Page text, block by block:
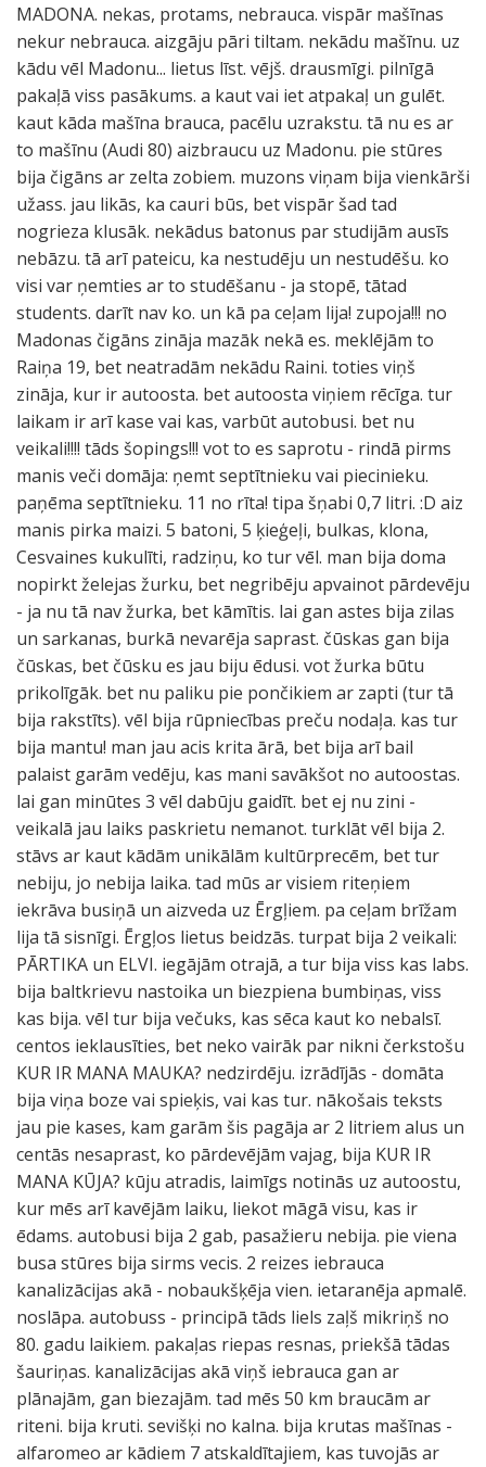
MADONA. nekas, protams, nebrauca. vispār mašīnas
nekur nebrauca. aizgāju pāri tiltam. nekādu mašīnu. uz
kādu vēl Madonu... lietus līst. vējš. drausmīgi. pilnīgā
pakaļā viss pasākums. a kaut vai iet atpakaļ un gulēt.
kaut kāda mašīna brauca, pacēlu uzrakstu. tā nu es ar
to mašīnu (Audi 80) aizbraucu uz Madonu. pie stūres
bija čigāns ar zelta zobiem. muzons viņam bija vienkārši
užass. jau likās, ka cauri būs, bet vispār šad tad
nogrieza klusāk. nekādus batonus par studijām ausīs
nebāzu. tā arī pateicu, ka nestudēju un nestudēšu. ko
visi var ņemties ar to studēšanu - ja stopē, tātad
students. darīt nav ko. un kā pa ceļam lija! zupoja!!! no
Madonas čigāns zināja mazāk nekā es. meklējām to
Raiņa 19, bet neatradām nekādu Raini. toties viņš
zināja, kur ir autoosta. bet autoosta viņiem rēcīga. tur
laikam ir arī kase vai kas, varbūt autobusi. bet nu
veikali!!!! tāds šopings!!! vot to es saprotu - rindā pirms
manis veči domāja: ņemt septītnieku vai piecinieku.
paņēma septītnieku. 11 no rīta! tipa šņabi 0,7 litri. :D aiz
manis pirka maizi. 5 batoni, 5 ķieģeļi, bulkas, klona,
Cesvaines kukulīti, radziņu, ko tur vēl. man bija doma
nopirkt želejas žurku, bet negribēju apvainot pārdevēju
- ja nu tā nav žurka, bet kāmītis. lai gan astes bija zilas
un sarkanas, burkā nevarēja saprast. čūskas gan bija
čūskas, bet čūsku es jau biju ēdusi. vot žurka būtu
prikolīgāk. bet nu paliku pie pončikiem ar zapti (tur tā
bija rakstīts). vēl bija rūpniecības preču nodaļa. kas tur
bija mantu! man jau acis krita ārā, bet bija arī bail
palaist garām vedēju, kas mani savākšot no autoostas.
lai gan minūtes 3 vēl dabūju gaidīt. bet ej nu zini -
veikalā jau laiks paskrietu nemanot. turklāt vēl bija 2.
stāvs ar kaut kādām unikālām kultūrprecēm, bet tur
nebiju, jo nebija laika. tad mūs ar visiem riteņiem
iekrāva busiņā un aizveda uz Ērgļiem. pa ceļam brīžam
lija tā sisnīgi. Ērgļos lietus beidzās. turpat bija 2 veikali:
PĀRTIKA un ELVI. iegājām otrajā, a tur bija viss kas labs.
bija baltkrievu nastoika un biezpiena bumbiņas, viss
kas bija. vēl tur bija večuks, kas sēca kaut ko nebalsī.
centos ieklausīties, bet neko vairāk par nikni čerkstošu
KUR IR MANA MAUKA? nedzirdēju. izrādījās - domāta
bija viņa boze vai spieķis, vai kas tur. nākošais teksts
jau pie kases, kam garām šis pagāja ar 2 litriem alus un
centās nesaprast, ko pārdevējām vajag, bija KUR IR
MANA KŪJA? kūju atradis, laimīgs notinās uz autoostu,
kur mēs arī kavējām laiku, liekot māgā visu, kas ir
ēdams. autobusi bija 2 gab, pasažieru nebija. pie viena
busa stūres bija sirms vecis. 2 reizes iebrauca
kanalizācijas akā - nobaukšķēja vien. ietaranēja apmalē.
noslāpa. autobuss - principā tāds liels zaļš mikriņš no
80. gadu laikiem. pakaļas riepas resnas, priekšā tādas
šauriņas. kanalizācijas akā viņš iebrauca gan ar
plānajām, gan biezajām. tad mēs 50 km braucām ar
riteni. bija kruti. sevišķi no kalna. bija krutas mašīnas -
alfaromeo ar kādiem 7 atskaldītajiem, kas tuvojās ar